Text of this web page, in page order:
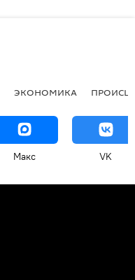
ЭКОНОМИКА
Макс VK